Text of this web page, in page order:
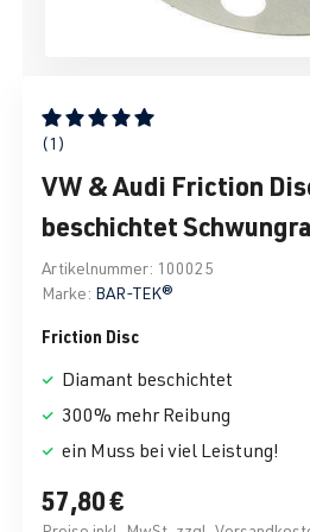
Durchschnittliche Bewertung
(1)
VW & Audi Friction
beschichtet
Artikelnummer: 100025
Marke: BAR-TEK®
Friction Disc
Diamant beschichtet
300% mehr Reibung
ein Muss bei viel Leistung!
57,80 €